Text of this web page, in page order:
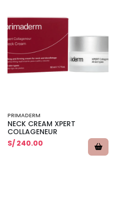
PRIMADERM
NECK CREAM XPERT
COLLAGENEUR
S/ 240.00